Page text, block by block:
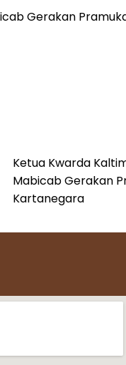
Gerakan
Ketua Kwarda
Mabicab Gerakan
Kartanegara